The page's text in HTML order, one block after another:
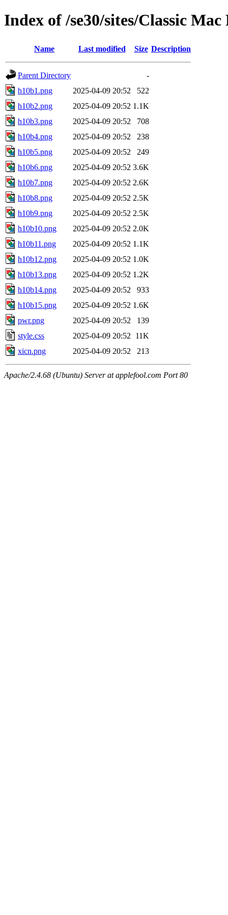
Index of /se30/sites/Classic
Name Last modified Size Description
Parent Directory
-
h10b1.png
2025-04-09 20:52
522
h10b2.png
2025-04-09 20:52 1.1K
h10b3.png
2025-04-09 20:52
708
h10b4.png
2025-04-09 20:52
238
h10b5.png
2025-04-09 20:52
249
h10b6.png
2025-04-09 20:52 3.6K
h10b7.png
2025-04-09 20:52 2.6K
h10b8.png
2025-04-09 20:52 2.5K
h10b9.png
2025-04-09 20:52 2.5K
h10b10.png
2025-04-09 20:52 2.0K
h10b11.png
2025-04-09 20:52 1.1K
h10b12.png
2025-04-09 20:52 1.0K
h10b13.png
2025-04-09 20:52 1.2K
h10b14.png
2025-04-09 20:52
933
h10b15.png
2025-04-09 20:52 1.6K
pwr.png
2025-04-09 20:52
139
style.css
2025-04-09 20:52
11K
xicn.png
2025-04-09 20:52 213
Apache/2.4.68 (Ubuntu) Server at applefool.com Port 80